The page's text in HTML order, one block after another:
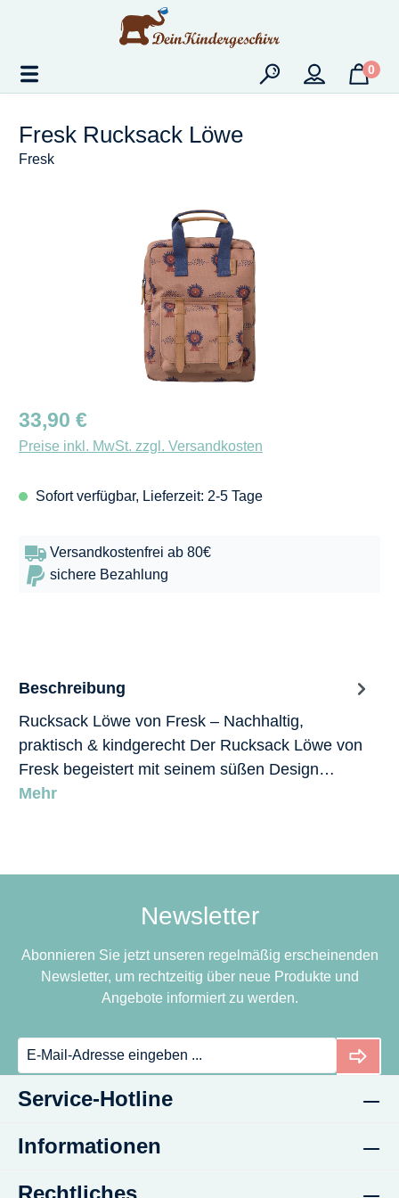
Zum Hauptinhalt springen
0
Fresk Rucksack Löwe
Fresk
Regulärer Preis:
33,90 €
Preise inkl. MwSt. zzgl. Versandkosten
Sofort verfügbar, Lieferzeit: 2-5 Tage
Versandkostenfrei ab 80€
sichere Bezahlung
Beschreibung
Rucksack Löwe von Fresk – Nachhaltig,
praktisch & kindgerecht Der Rucksack Löwe von
Fresk begeistert mit seinem süßen Design…
Mehr
Newsletter
Abonnieren Sie jetzt unseren regelmäßig erscheinenden
Newsletter, um rechtzeitig über neue Produkte und
Angebote informiert zu werden.
Service-Hotline
Informationen
Rechtliches